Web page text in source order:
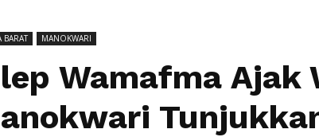
BARAT MANOKWARI
Wamafma Ajak